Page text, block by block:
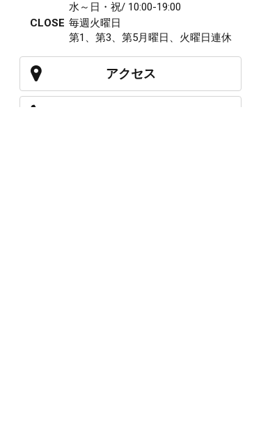
水～日・祝/ 10:00-19:00
CLOSE 毎週火曜日
第1、第3、第5月曜日、火曜日連休
アクセス